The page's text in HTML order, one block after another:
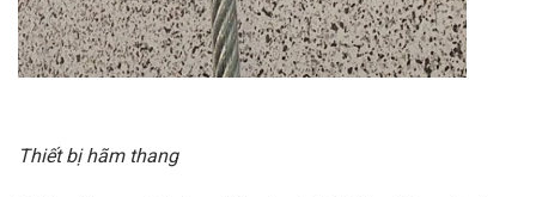
Thiết bị hãm thang